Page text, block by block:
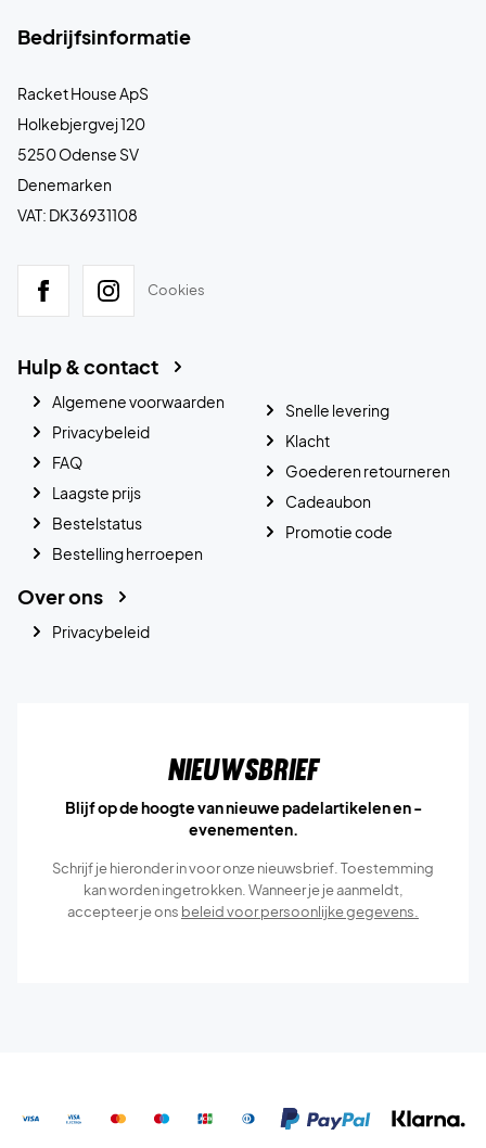
Bedrijfsinformatie
Racket House ApS
Holkebjergvej 120
5250 Odense SV
Denemarken
VAT: DK36931108
Cookies
Hulp & contact
Algemene voorwaarden
Privacybeleid
FAQ
Laagste prijs
Bestelstatus
Bestelling herroepen
Snelle levering
Klacht
Goederen retourneren
Cadeaubon
Promotie code
Over ons
Privacybeleid
Nieuwsbrief
Blijf op de hoogte van nieuwe padelartikelen en -
evenementen.
Schrijf je hieronder in voor onze nieuwsbrief. Toestemming
kan worden ingetrokken. Wanneer je je aanmeldt,
accepteer je ons beleid voor persoonlijke gegevens.